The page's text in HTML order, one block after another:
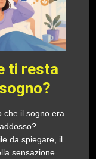
ti resta
che il sogno era
da spiegare, il
sensazione